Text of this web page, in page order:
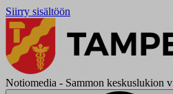
Siirry sisältöön
Notiomedia - Sammon keskuslukion